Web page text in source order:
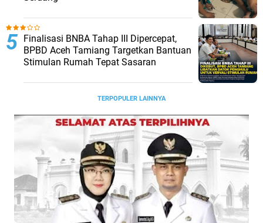
Finalisasi BNBA Tahap III Dipercepat,
BPBD Aceh Tamiang Targetkan Bantuan
Stimulan Rumah Tepat Sasaran
TERPOPULER LAINNYA